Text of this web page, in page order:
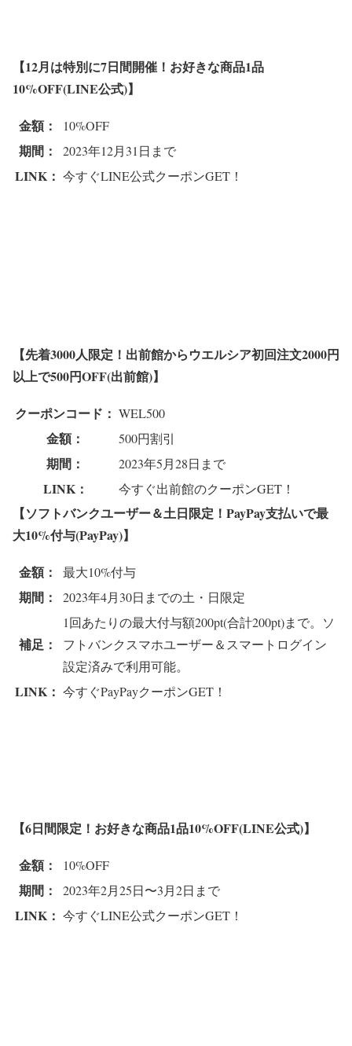
【12月は特別に7日間開催！お好きな商品1品
10%OFF(LINE公式)】
金額： 10%OFF
期間： 2023年12月31日まで
LINK： 今すぐLINE公式クーポンGET！
【先着3000人限定！出前館からウエルシア初回注文2000円
以上で500円OFF(出前館)】
クーポンコード： WEL500
金額： 500円割引
期間： 2023年5月28日まで
LINK： 今すぐ出前館のクーポンGET！
【ソフトバンクユーザー＆土日限定！PayPay支払いで最
大10%付与(PayPay)】
金額： 最大10%付与
期間： 2023年4月30日までの土・日限定
補足：
1回あたりの最大付与額200pt(合計200pt)まで。ソ
フトバンクスマホユーザー＆スマートログイン
設定済みで利用可能。
LINK： 今すぐPayPayクーポンGET！
【6日間限定！お好きな商品1品10%OFF(LINE公式)】
金額： 10%OFF
期間： 2023年2月25日〜3月2日まで
LINK： 今すぐLINE公式クーポンGET！